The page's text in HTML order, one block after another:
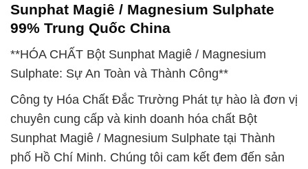
Sunphat Magiê / Magnesium Sulphate
99% Trung Quốc China
**HÓA CHẤT Bột Sunphat Magiê / Magnesium
Sulphate: Sự An Toàn và Thành Công**
Công ty Hóa Chất Đắc Trường Phát tự hào là đơn vị
chuyên cung cấp và kinh doanh hóa chất Bột
Sunphat Magiê / Magnesium Sulphate tại Thành
phố Hồ Chí Minh. Chúng tôi cam kết đem đến sản